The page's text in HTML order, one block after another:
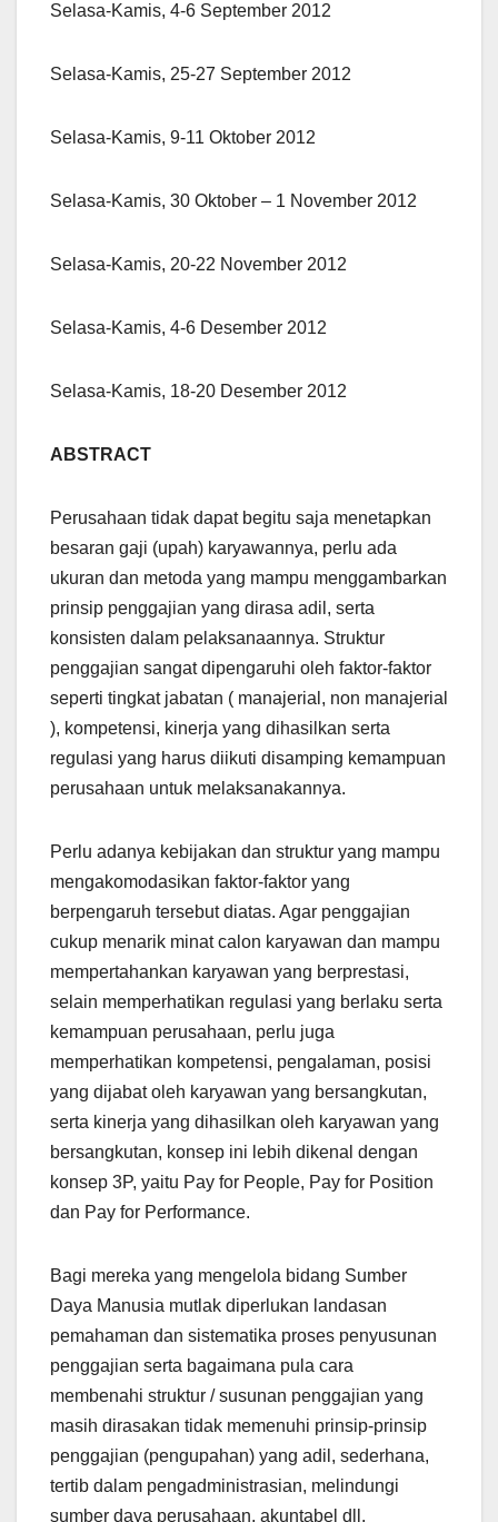
Selasa-Kamis, 4-6 September 2012
Selasa-Kamis, 25-27 September 2012
Selasa-Kamis, 9-11 Oktober 2012
Selasa-Kamis, 30 Oktober – 1 November 2012
Selasa-Kamis, 20-22 November 2012
Selasa-Kamis, 4-6 Desember 2012
Selasa-Kamis, 18-20 Desember 2012
ABSTRACT
Perusahaan tidak dapat begitu saja menetapkan
besaran gaji (upah) karyawannya, perlu ada
ukuran dan metoda yang mampu menggambarkan
prinsip penggajian yang dirasa adil, serta
konsisten dalam pelaksanaannya. Struktur
penggajian sangat dipengaruhi oleh faktor-faktor
seperti tingkat jabatan ( manajerial, non manajerial
), kompetensi, kinerja yang dihasilkan serta
regulasi yang harus diikuti disamping kemampuan
perusahaan untuk melaksanakannya.
Perlu adanya kebijakan dan struktur yang mampu
mengakomodasikan faktor-faktor yang
berpengaruh tersebut diatas. Agar penggajian
cukup menarik minat calon karyawan dan mampu
mempertahankan karyawan yang berprestasi,
selain memperhatikan regulasi yang berlaku serta
kemampuan perusahaan, perlu juga
memperhatikan kompetensi, pengalaman, posisi
yang dijabat oleh karyawan yang bersangkutan,
serta kinerja yang dihasilkan oleh karyawan yang
bersangkutan, konsep ini lebih dikenal dengan
konsep 3P, yaitu Pay for People, Pay for Position
dan Pay for Performance.
Bagi mereka yang mengelola bidang Sumber
Daya Manusia mutlak diperlukan landasan
pemahaman dan sistematika proses penyusunan
penggajian serta bagaimana pula cara
membenahi struktur / susunan penggajian yang
masih dirasakan tidak memenuhi prinsip-prinsip
penggajian (pengupahan) yang adil, sederhana,
tertib dalam pengadministrasian, melindungi
sumber daya perusahaan, akuntabel dll.